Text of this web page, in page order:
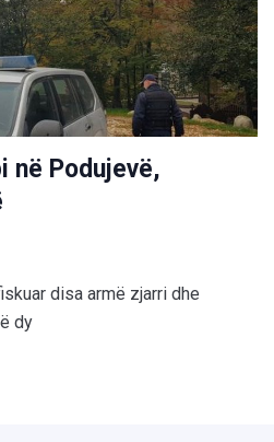
në Podujevë,
disa armë zjarri dhe
dy